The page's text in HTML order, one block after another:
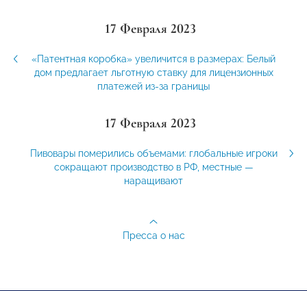
17 Февраля 2023
«Патентная коробка» увеличится в размерах: Белый
дом предлагает льготную ставку для лицензионных
платежей из-за границы
17 Февраля 2023
Пивовары померились объемами: глобальные игроки
сокращают производство в РФ, местные —
наращивают
Пресса о нас